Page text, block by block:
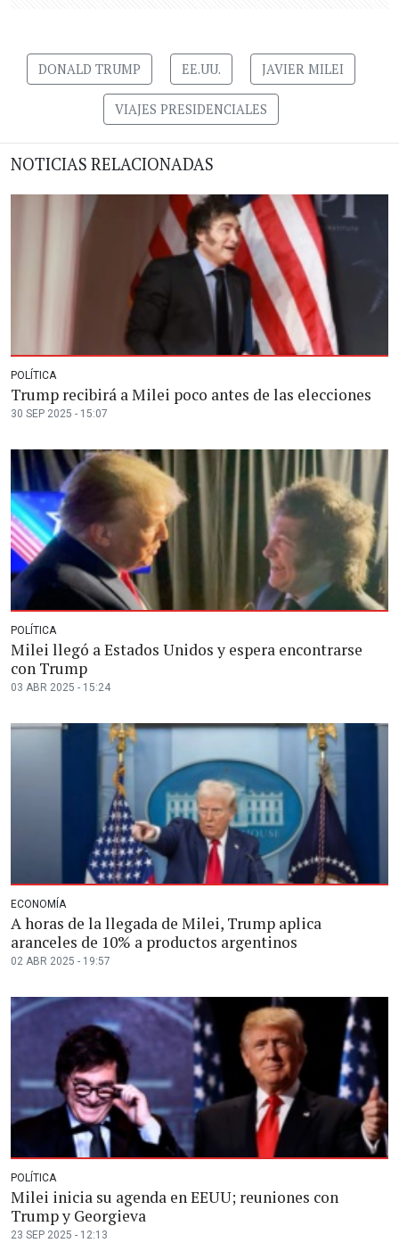
DONALD TRUMP EE.UU. JAVIER MILEI
VIAJES PRESIDENCIALES
NOTICIAS RELACIONADAS
POLÍTICA
Trump recibirá a Milei poco antes de las elecciones
30 SEP 2025 - 15:07
POLÍTICA
Milei llegó a Estados Unidos y espera encontrarse
con Trump
03 ABR 2025 - 15:24
ECONOMÍA
A horas de la llegada de Milei, Trump aplica
aranceles de 10% a productos argentinos
02 ABR 2025 - 19:57
POLÍTICA
Milei inicia su agenda en EEUU; reuniones con
Trump y Georgieva
23 SEP 2025 - 12:13